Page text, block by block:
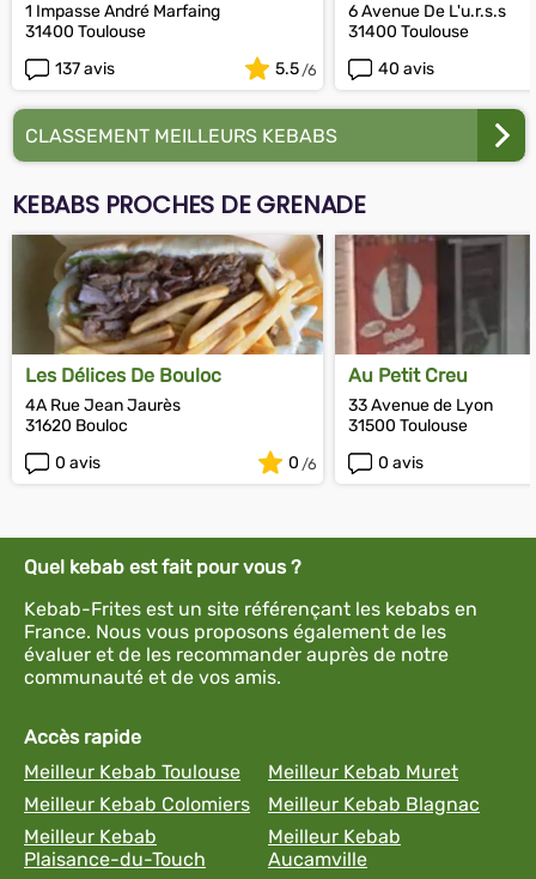
1 Impasse André Marfaing
31400 Toulouse
137 avis
5.5
6 Avenue De L'u.r.s.s
31400 Toulouse
40 avis
CLASSEMENT MEILLEURS KEBABS
KEBABS PROCHES DE GRENADE
Les Délices De Bouloc
4A Rue Jean Jaurès
31620 Bouloc
0 avis
0
Au Petit Creu
33 Avenue de Lyon
31500 Toulouse
0 avis
Quel kebab est fait pour vous ?
Kebab-Frites est un site référençant les kebabs en
France. Nous vous proposons également de les
évaluer et de les recommander auprès de notre
communauté et de vos amis.
Accès rapide
Meilleur Kebab Toulouse
Meilleur Kebab Muret
Meilleur Kebab Colomiers
Meilleur Kebab Blagnac
Meilleur Kebab
Plaisance-du-Touch
Meilleur Kebab
Aucamville